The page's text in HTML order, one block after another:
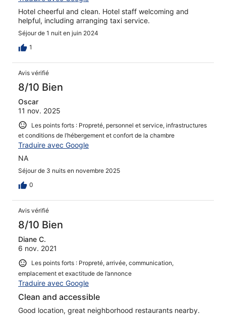
Hotel cheerful and clean. Hotel staff welcoming and
helpful, including arranging taxi service.
Séjour de 1 nuit en juin 2024
1
Avis vérifié
8/10 Bien
Oscar
11 nov. 2025
Les points forts : Propreté, personnel et service, infrastructures
et conditions de l’hébergement et confort de la chambre
Traduire avec Google
NA
Séjour de 3 nuits en novembre 2025
0
Avis vérifié
8/10 Bien
Diane C.
6 nov. 2021
Les points forts : Propreté, arrivée, communication,
emplacement et exactitude de l’annonce
Traduire avec Google
Clean and accessible
Good location, great neighborhood restaurants nearby.